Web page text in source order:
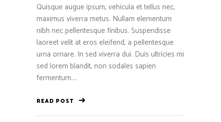
Quisque augue ipsum, vehicula et tellus nec,
maximus viverra metus. Nullam elementum
nibh nec pellentesque finibus. Suspendisse
laoreet velit at eros eleifend, a pellentesque
urna ornare. In sed viverra dui. Duis ultricies mi
sed lorem blandit, non sodales sapien
fermentum....
READ POST